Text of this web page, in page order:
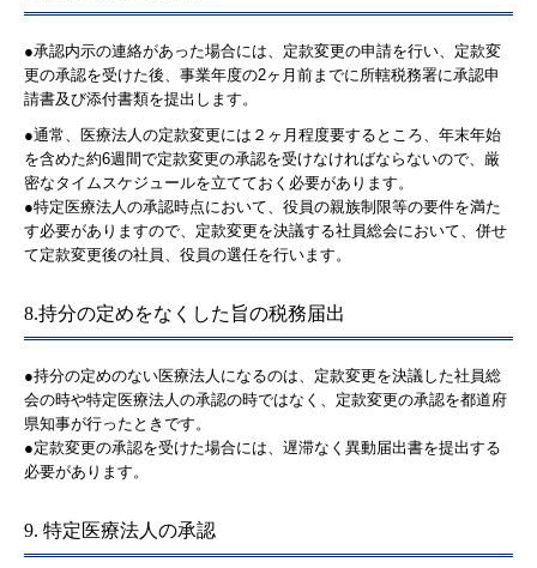
●承認内示の連絡があった場合には、定款変更の申請を行い、定款変
更の承認を受けた後、事業年度の2ヶ月前までに所轄税務署に承認申
請書及び添付書類を提出します。
●通常、医療法人の定款変更には２ヶ月程度要するところ、年末年始
を含めた約6週間で定款変更の承認を受けなければならないので、厳
密なタイムスケジュールを立てておく必要があります。
●特定医療法人の承認時点において、役員の親族制限等の要件を満た
す必要がありますので、定款変更を決議する社員総会において、併せ
て定款変更後の社員、役員の選任を行います。
8.持分の定めをなくした旨の税務届出
●持分の定めのない医療法人になるのは、定款変更を決議した社員総
会の時や特定医療法人の承認の時ではなく、定款変更の承認を都道府
県知事が行ったときです。
●定款変更の承認を受けた場合には、遅滞なく異動届出書を提出する
必要があります。
9. 特定医療法人の承認